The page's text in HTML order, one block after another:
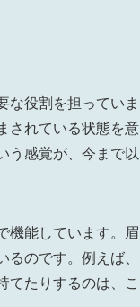
な役割を担っていま
されている状態を意
う感覚が、今まで以
機能しています。眉
のです。例えば、
てたりするのは、こ